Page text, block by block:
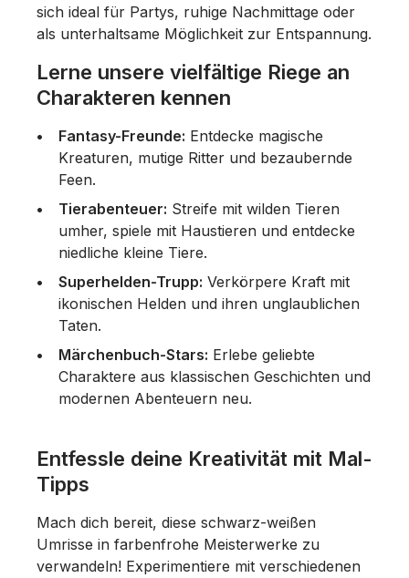
sich ideal für Partys, ruhige Nachmittage oder
als unterhaltsame Möglichkeit zur Entspannung.
Lerne unsere vielfältige Riege an
Charakteren kennen
Fantasy-Freunde: Entdecke magische
Kreaturen, mutige Ritter und bezaubernde
Feen.
Tierabenteuer: Streife mit wilden Tieren
umher, spiele mit Haustieren und entdecke
niedliche kleine Tiere.
Superhelden-Trupp: Verkörpere Kraft mit
ikonischen Helden und ihren unglaublichen
Taten.
Märchenbuch-Stars: Erlebe geliebte
Charaktere aus klassischen Geschichten und
modernen Abenteuern neu.
Entfessle deine Kreativität mit Mal-
Tipps
Mach dich bereit, diese schwarz-weißen
Umrisse in farbenfrohe Meisterwerke zu
verwandeln! Experimentiere mit verschiedenen